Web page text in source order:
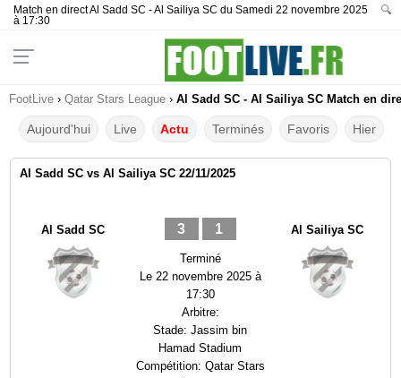
Match en direct Al Sadd SC - Al Sailiya SC du Samedi 22 novembre 2025
à 17:30
🔍
FootLive › Qatar Stars League › Al Sadd SC - Al Sailiya SC Match en
Aujourd'hui Live Actu Terminés Favoris Hier
Al Sadd SC vs Al Sailiya SC 22/11/2025
Al Sadd SC 3 1
Terminé
Le 22 novembre 2025 à
17:30
Arbitre:
Stade:Jassim bin
Hamad Stadium
Compétition: Qatar Stars
Al Sailiya SC